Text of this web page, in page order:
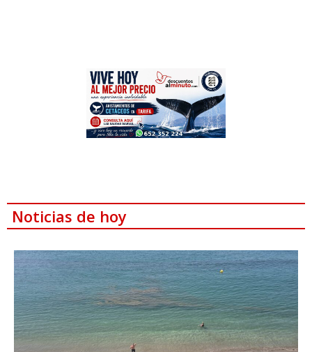
Noticias de hoy